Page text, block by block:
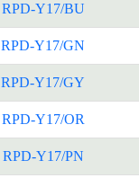
RPD-Y17/BU
RPD-Y17/GN
RPD-Y17/GY
RPD-Y17/OR
RPD-Y17/PN